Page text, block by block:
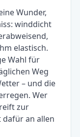
Wunder,
winddicht
elastisch.
Wahl für
Weg
– und die
Wer
zur
dafür an allen